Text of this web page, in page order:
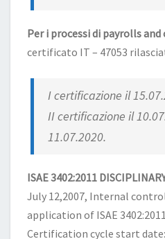
Per i processi di payrolls
certificato IT – 47053
I certificazione il
II certificazione il
11.07.2020.
ISAE 3402:2011
July 12,2007, Internal
application of ISAE
Certification cycle start date: